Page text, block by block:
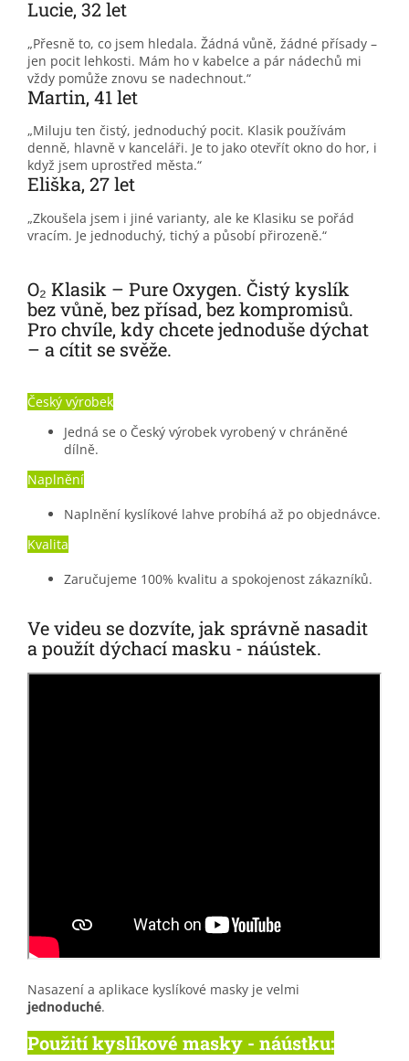
Lucie, 32 let
„Přesně to, co jsem hledala. Žádná vůně, žádné přísady –
jen pocit lehkosti. Mám ho v kabelce a pár nádechů mi
vždy pomůže znovu se nadechnout.“
Martin, 41 let
„Miluju ten čistý, jednoduchý pocit. Klasik používám
denně, hlavně v kanceláři. Je to jako otevřít okno do hor, i
když jsem uprostřed města.“
Eliška, 27 let
„Zkoušela jsem i jiné varianty, ale ke Klasiku se pořád
vracím. Je jednoduchý, tichý a působí přirozeně.“
O₂ Klasik – Pure Oxygen. Čistý kyslík
bez vůně, bez přísad, bez kompromisů.
Pro chvíle, kdy chcete jednoduše dýchat
– a cítit se svěže.
Český výrobek
Jedná se o Český výrobek vyrobený v chráněné
dílně.
Naplnění
Naplnění kyslíkové lahve probíhá až po objednávce.
Kvalita
Zaručujeme 100% kvalitu a spokojenost zákazníků.
Ve videu se dozvíte, jak správně nasadit
a použít dýchací masku - náústek.
Nasazení a aplikace kyslíkové masky je velmi
jednoduché.
Použití kyslíkové masky - náústku: